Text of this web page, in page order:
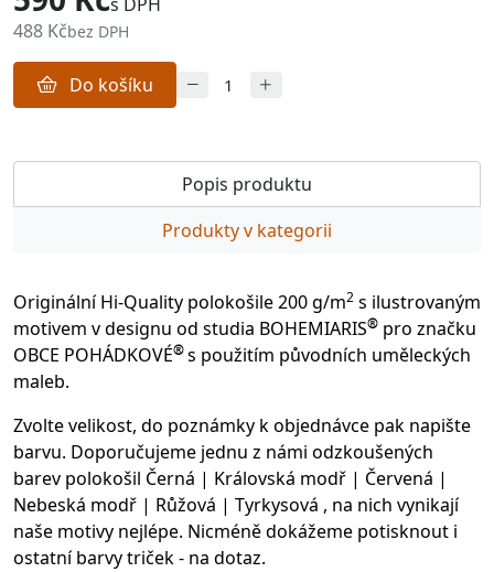
488 Kčbez DPH
Do košíku
Popis produktu
Produkty v kategorii
Originální Hi-Quality polokošile 200 g/m2 s ilustrovaným
motivem v designu od studia BOHEMIARIS® pro značku
OBCE POHÁDKOVÉ®s použitím původních uměleckých
maleb.
Zvolte velikost, do poznámky k objednávce pak napište
barvu. Doporučujeme jednu z námi odzkoušených
barev polokošil Černá | Královská modř | Červená |
Nebeská modř | Růžová | Tyrkysová , na nich vynikají
naše motivy nejlépe. Nicméně dokážeme potisknout i
ostatní barvy triček - na dotaz.